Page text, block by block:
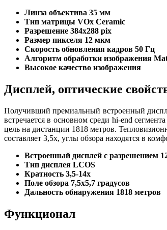
Линза объектива 35 мм
Тип матрицы VOx Ceramic
Разрешение 384х288 pix
Размер пикселя 12 мкм
Скорость обновления кадров 50 Гц
Алгоритм обработки изображения
Высокое качество изображения
Дисплей, оптические
Получивший премиальный встроенный
встречается в основном среди hi-end
цель на дистанции 1818 метров.
составляет 3,5х, углы обзора находятся в
Встроенный дисплей с разрешением
Тип дисплея LCOS
Кратность 3,5-14х
Поле обзора 7,5х5,7 градусов
Дальность обнаружения 1818 метров
Функционал